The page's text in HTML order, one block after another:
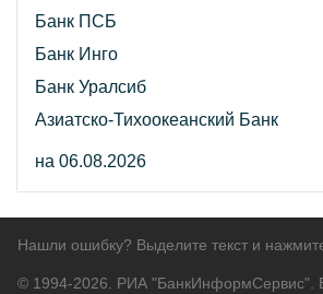
Банк ПСБ
Банк Инго
Банк Уралсиб
Азиатско-Тихоокеанский Банк
на 06.08.2026
Нашли ошибку? Выделите текст и
© 1994-2026. РИА "БанкИнформСервис".